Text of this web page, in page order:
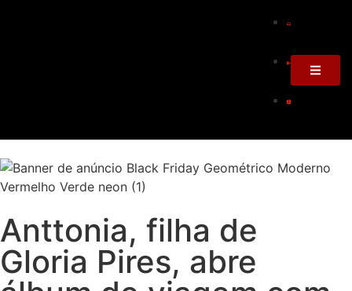
Anttonia, filha de
Gloria Pires, abre